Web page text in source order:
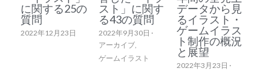
に関する25の
質問
2022年12月23日
スト」に関す
る43の質問
2022年9月30日 ·
アーカイブ,
ゲームイラスト
データから見
るイラスト・
ゲームイラス
ト制作の概況
と展望
2022年3月23日 ·